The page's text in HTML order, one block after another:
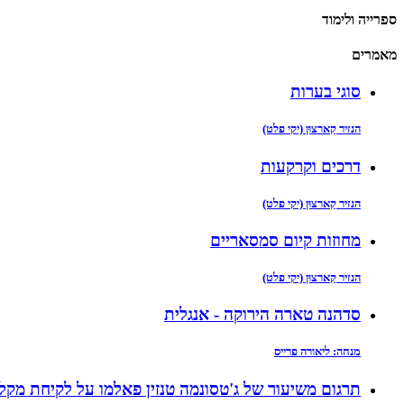
ספרייה ולימוד
מאמרים
סוגי בערות
הנזיר קַארצוּן (יקי פלט)
דרכים וקרקעות
הנזיר קַארצוּן (יקי פלט)
מחוזות קיום סמסאריים
הנזיר קַארצוּן (יקי פלט)
סדהנה טארה הירוקה - אנגלית
מנחה: ליאורה פרייס
תרגום משיעור של ג'טסונמה טנזין פאלמו על לקיחת